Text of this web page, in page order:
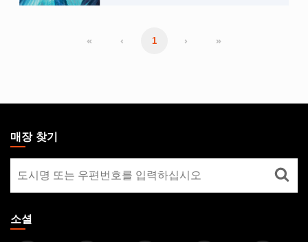
« ‹ 1 › »
THE
GATHERING
FOOTER
매장 찾기
장
찾
기
소셜